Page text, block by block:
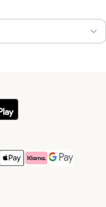
Method
Method
Apple Pay Payment Method
Klarna Payment Method
Google Pay
Method